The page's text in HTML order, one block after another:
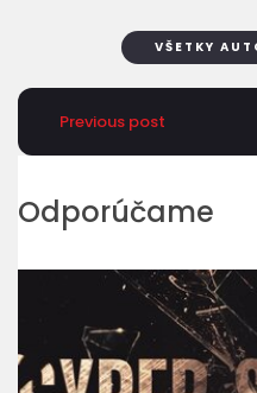
VŠETKY
Previous post
Odporúčame